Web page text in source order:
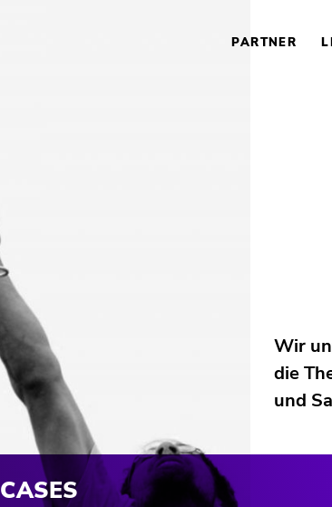
ÜBERSPRINGEN
PARTNER
Wir
die
und
CASES